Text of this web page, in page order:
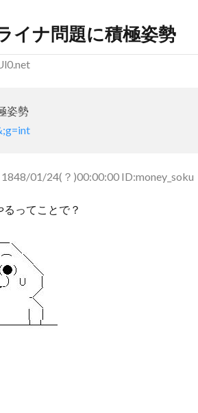
イナ問題に積極姿勢
姿勢
1848/01/24(？)00:00:00 ID:money_soku
ってことで？